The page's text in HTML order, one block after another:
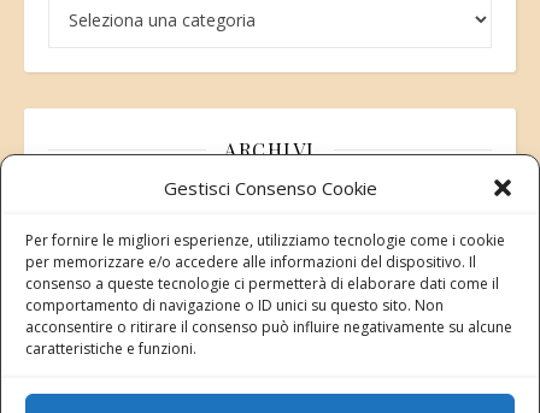
Gestisci Consenso Cookie
Per fornire le migliori esperienze, utilizziamo tecnologie come i cookie
per memorizzare e/o accedere alle informazioni del dispositivo. Il
consenso a queste tecnologie ci permetterà di elaborare dati come il
comportamento di navigazione o ID unici su questo sito. Non
acconsentire o ritirare il consenso può influire negativamente su alcune
caratteristiche e funzioni.
ARCHIVI
Modifica consenso
Stato attuale: Negato